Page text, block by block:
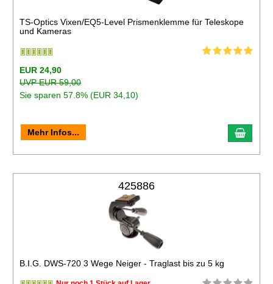
TS-Optics Vixen/EQ5-Level Prismenklemme für Teleskope
und Kameras
EUR 24,90
UVP EUR 59,00
Sie sparen 57.8% (EUR 34,10)
Mehr Infos...
425886
B.I.G. DWS-720 3 Wege Neiger - Traglast bis zu 5 kg